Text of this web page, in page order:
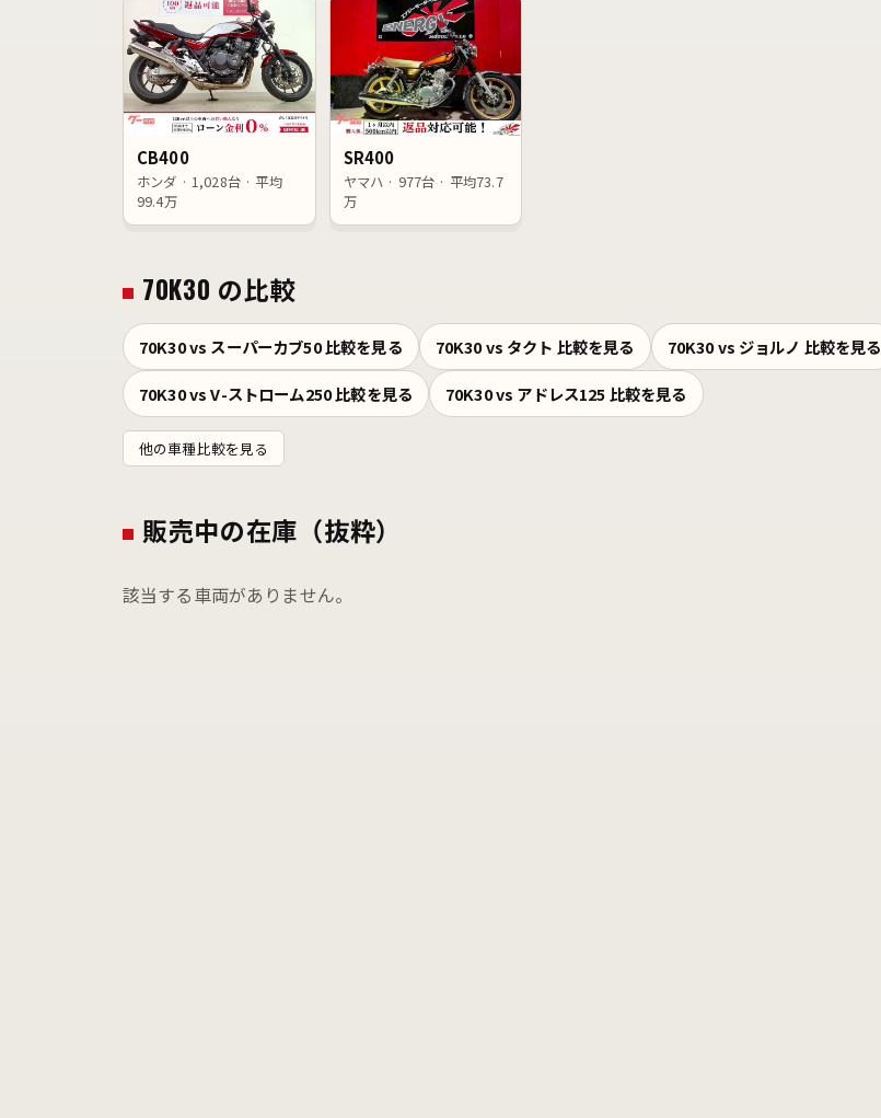
CB400
ホンダ · 1,028台 · 平均
99.4万
SR400
ヤマハ · 977台 · 平均73.7
万
70K30 の比較
70K30 vs スーパーカブ50 比較を見る 70K30 vs タクト 比較を見る 70K30 vs ジョルノ 比較を見る
70K30 vs V-ストローム250 比較を見る 70K30 vs アドレス125 比較を見る
他の車種比較を見る
販売中の在庫（抜粋）
該当する車両がありません。